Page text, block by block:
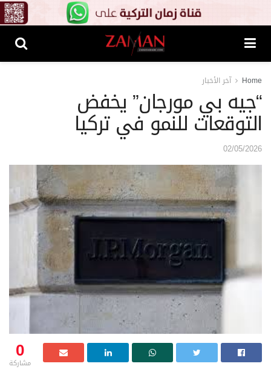
Home آخر الأخبار
“جيه بي مورجان” يخفض
التوقعات للنمو في تركيا
02/05/2026
0
مشاركة